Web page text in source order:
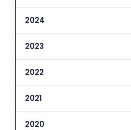
2024
2023
2022
2021
2020